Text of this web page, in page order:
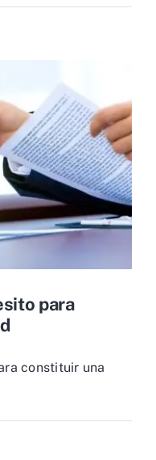
para
constituir una